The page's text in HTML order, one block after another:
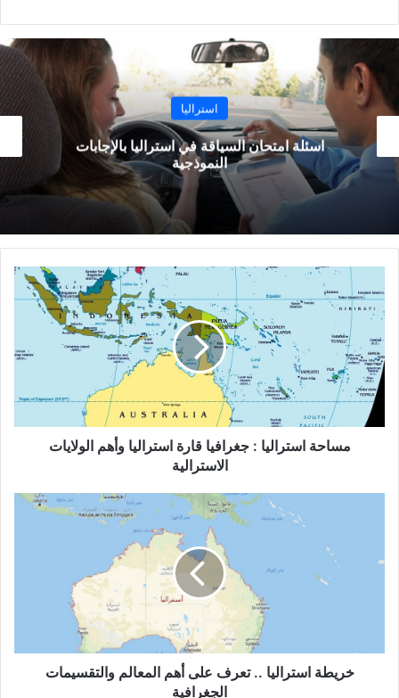
استراليا
اسئلة امتحان السياقة في استراليا بالإجابات
النموذجية
مساحة
استراليا
:
جغرافيا
قارة
استراليا
وأهم
الولايات
الاسترالية
مساحة استراليا : جغرافيا قارة استراليا وأهم الولايات
الاسترالية
خريطة
تعرف
خريطة استراليا .. تعرف على أهم المعالم والتقسيمات
الجغرافية